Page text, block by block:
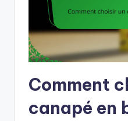
Comment
canapé en